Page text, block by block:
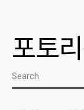
포토